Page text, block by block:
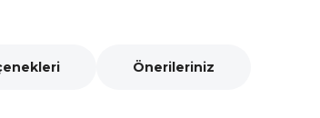
Önerileriniz